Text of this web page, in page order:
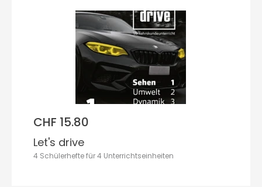
CHF 15.80
Let's drive
4 Schülerhefte für 4 Unterrichtseinheiten